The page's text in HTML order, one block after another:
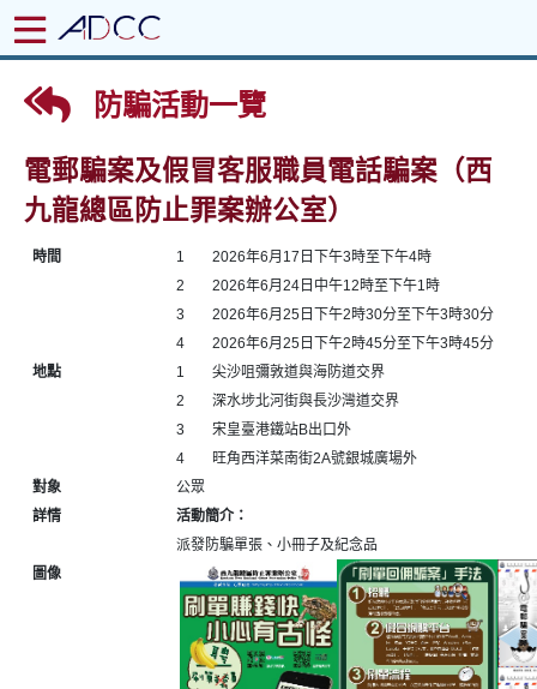
防騙活動一覽
電郵騙案及假冒客服職員電話騙案（西
九龍總區防止罪案辦公室）
時間
1
2
3
4
2026年6月17日下午3時至下午4時
2026年6月24日中午12時至下午1時
2026年6月25日下午2時30分至下午3時30分
2026年6月25日下午2時45分至下午3時45分
地點
1
2
3
4
尖沙咀彌敦道與海防道交界
深水埗北河街與長沙灣道交界
宋皇臺港鐵站B出口外
旺角西洋菜南街2A號銀城廣場外
對象
公眾
詳情
活動簡介：
派發防騙單張、小冊子及紀念品
圖像